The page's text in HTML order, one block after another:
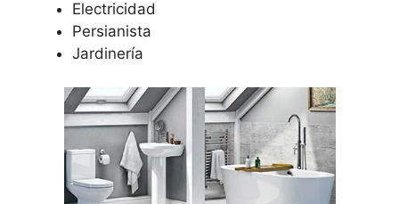
Electricidad
Persianista
Jardinería